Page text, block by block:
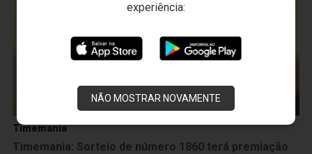
experiência:
NÃO MOSTRAR NOVAMENTE
Timemania
Timemania: Sorteio de número 1860 terá premiação